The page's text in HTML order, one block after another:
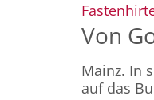
Von
Mainz. In
auf das